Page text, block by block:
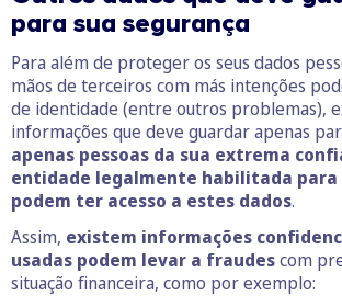
para sua segurança
Para além de proteger os seus dados
mãos de terceiros com más intenções
de identidade (entre outros problemas),
informações que deve guardar apenas
apenas pessoas da sua extrema
entidade legalmente habilitada
podem ter acesso a estes dados.
Assim, existem informações
usadas podem levar a fraudescom
situação financeira, como por exemplo: